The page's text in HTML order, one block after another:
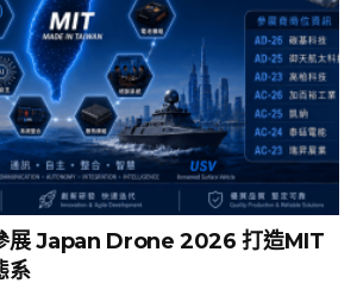
展 Japan Drone 2026 打造MIT
系